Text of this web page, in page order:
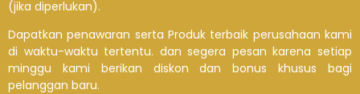
(jika diperlukan).
Dapatkan penawaran serta Produk terbaik perusahaan kami
di waktu-waktu tertentu. dan segera pesan karena setiap
minggu kami berikan diskon dan bonus khusus bagi
pelanggan baru.